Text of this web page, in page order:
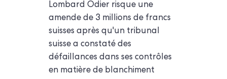
Lombard Odier risque une
amende de 3 millions de francs
suisses après qu'un tribunal
suisse a constaté des
défaillances dans ses contrôles
en matière de blanchiment